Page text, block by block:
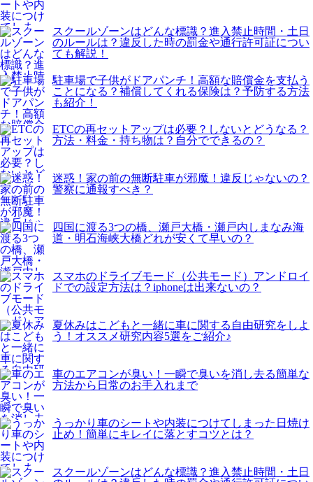
スクールゾーンはどんな標識？進入禁止時間・土日
のルールは？違反した時の罰金や通行許可証につい
ても解説！
駐車場で子供がドアパンチ！高額な賠償金を支払う
ことになる？補償してくれる保険は？予防する方法
も紹介！
ETCの再セットアップは必要？しないとどうなる？
方法・料金・持ち物は？自分でできるの？
迷惑！家の前の無断駐車が邪魔！違反じゃないの？
警察に通報すべき？
四国に渡る3つの橋、瀬戸大橋・瀬戸内しまなみ海
道・明石海峡大橋どれが安くて早いの？
スマホのドライブモード（公共モード）アンドロイ
ドでの設定方法は？iphoneは出来ないの？
夏休みはこどもと一緒に車に関する自由研究をしよ
う！オススメ研究内容5選をご紹介♪
車のエアコンが臭い！一瞬で臭いを消し去る簡単な
方法から日常のお手入れまで
うっかり車のシートや内装につけてしまった日焼け
止め！簡単にキレイに落とすコツとは？
スクールゾーンはどんな標識？進入禁止時間・土日